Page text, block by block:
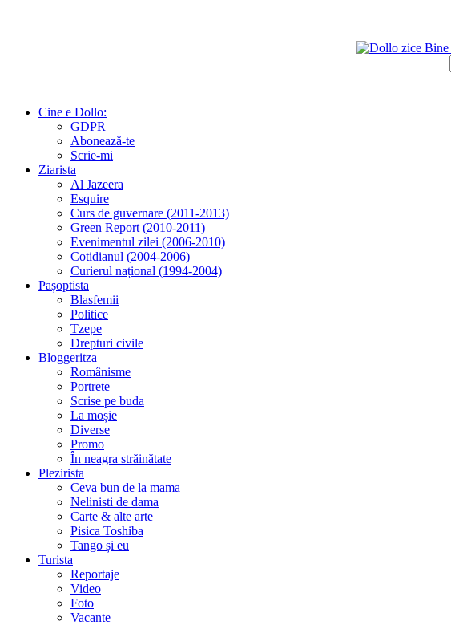
Cine e Dollo:
GDPR
Abonează-te
Scrie-mi
Ziarista
Al Jazeera
Esquire
Curs de guvernare (2011-2013)
Green Report (2010-2011)
Evenimentul zilei (2006-2010)
Cotidianul (2004-2006)
Curierul național (1994-2004)
Pașoptista
Blasfemii
Politice
Tzepe
Drepturi civile
Bloggeritza
Românisme
Portrete
Scrise pe buda
La moșie
Diverse
Promo
În neagra străinătate
Plezirista
Ceva bun de la mama
Nelinisti de dama
Carte & alte arte
Pisica Toshiba
Tango și eu
Turista
Reportaje
Video
Foto
Vacante